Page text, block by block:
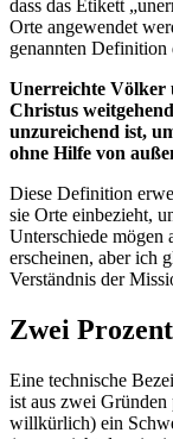
dass das Etikett
Orte angewendet
genannten
Unerreichte Völker
Christus
unzureichend ist,
ohne Hilfe von
Diese Definition
sie Orte einbezieht,
Unterschiede mögen
erscheinen, aber ich
Verständnis der
Zwei Prozent
Eine technische
ist aus zwei
willkürlich) ein